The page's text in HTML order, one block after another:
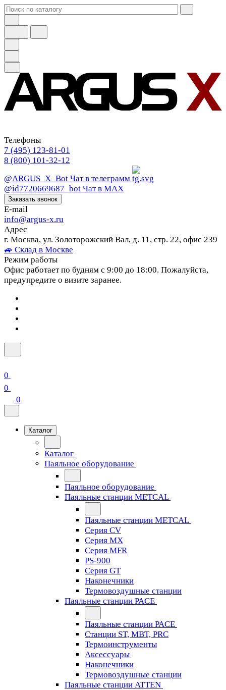
Телефоны
7 (495) 123-81-01
8 (800) 101-32-12
@ARGUS_X_Bot Чат в телеграмм
@id7720669687_bot Чат в МАХ
Заказать звонок
E-mail
info@argus-x.ru
Адрес
г. Москва, ул. Золоторожский Вал, д. 11, стр. 22, офис 239
🚙 Склад в Москве
Режим работы
Офис работает по будням с 9:00 до 18:00. Пожалуйста,
предупредите о визите заранее.
0
0
0
Каталог
Каталог
Паяльное оборудование
Паяльное оборудование
Паяльные станции METCAL
Паяльные станции METCAL
Серия CV
Серия MX
Серия MFR
PS-900
Серия GT
Наконечники
Термовоздушные станции
Паяльные станции PACE
Паяльные станции PACE
Станции ST, MBT, PRC
Термоинструменты
Аксессуары
Наконечники
Термовоздушные станции
Паяльные станции ATTEN